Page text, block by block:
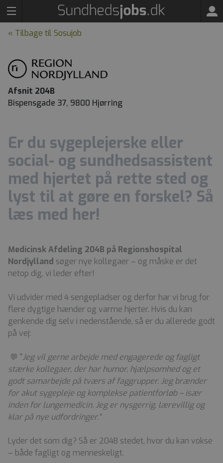
« Tilbage til Sosujob
Afsnit 204B
Bispensgade 37, 9800 Hjørring
Er du sygeplejerske eller
social- og sundhedsassistent
med hjertet på rette sted og
lyst til at gøre en forskel? Så
læs med her!
Medicinsk Afdeling 204B på Regionshospital
Nordjylland søger nye kollegaer – og måske er det
netop dig, vi leder efter!
Vi udvider med 4 sengepladser og derfor har vi brug for
flere dygtige hænder og varme hjerter. Hvis du kan
genkende dig selv i nedenstående, så er du allerede godt
på vej:
💬 "Jeg vil gerne arbejde med engagerede og fagligt
stærke kollegaer, der har humor, hjælpsomhed og et
godt samarbejde på tværs af faggrupper. Jeg brænder
for akut sygepleje og komplekse patientforløb – især
inden for lungemedicin. Jeg er nysgerrig, lærevillig og
klar på nye udfordringer."
Lyder det som dig? Så er 204B stedet, hvor du kan vokse
– både fagligt og menneskeligt.